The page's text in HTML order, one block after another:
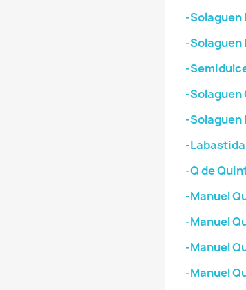
-Solaguen
-
-
-Solaguen
-Solaguen
-Labastida
-Q de
-Manuel
-Manuel
-Manuel
-Manuel